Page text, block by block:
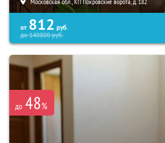
от 812 руб.
до140800руб.
до 48%